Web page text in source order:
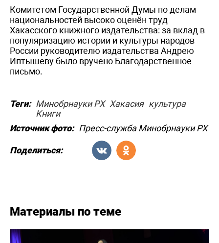
Комитетом Государственной Думы по делам
национальностей высоко оценён труд
Хакасского книжного издательства: за вклад в
популяризацию истории и культуры народов
России руководителю издательства Андрею
Иптышеву было вручено Благодарственное
письмо.
Теги: Минобрнауки РХ Хакасия культура
Книги
Источник фото: Пресс-служба Минобрнауки РХ
Поделиться:
Материалы по теме